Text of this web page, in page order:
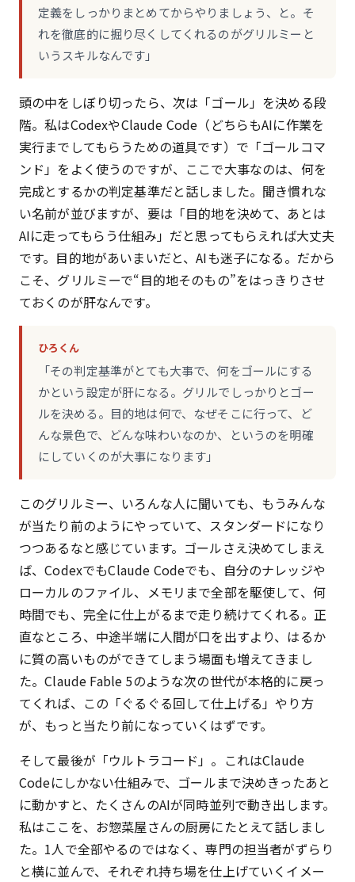
定義をしっかりまとめてからやりましょう、と。そ
れを徹底的に掘り尽くしてくれるのがグリルミーと
いうスキルなんです」
頭の中をしぼり切ったら、次は「ゴール」を決める段
階。私はCodexやClaude Code（どちらもAIに作業を
実行までしてもらうための道具です）で「ゴールコマ
ンド」をよく使うのですが、ここで大事なのは、何を
完成とするかの判定基準だと話しました。聞き慣れな
い名前が並びますが、要は「目的地を決めて、あとは
AIに走ってもらう仕組み」だと思ってもらえれば大丈夫
です。目的地があいまいだと、AIも迷子になる。だから
こそ、グリルミーで“目的地そのもの”をはっきりさせ
ておくのが肝なんです。
ひろくん
「その判定基準がとても大事で、何をゴールにする
かという設定が肝になる。グリルでしっかりとゴー
ルを決める。目的地は何で、なぜそこに行って、ど
んな景色で、どんな味わいなのか、というのを明確
にしていくのが大事になります」
このグリルミー、いろんな人に聞いても、もうみんな
が当たり前のようにやっていて、スタンダードになり
つつあるなと感じています。ゴールさえ決めてしまえ
ば、CodexでもClaude Codeでも、自分のナレッジや
ローカルのファイル、メモリまで全部を駆使して、何
時間でも、完全に仕上がるまで走り続けてくれる。正
直なところ、中途半端に人間が口を出すより、はるか
に質の高いものができてしまう場面も増えてきまし
た。Claude Fable 5のような次の世代が本格的に戻っ
てくれば、この「ぐるぐる回して仕上げる」やり方
が、もっと当たり前になっていくはずです。
そして最後が「ウルトラコード」。これはClaude
Codeにしかない仕組みで、ゴールまで決めきったあと
に動かすと、たくさんのAIが同時並列で動き出します。
私はここを、お惣菜屋さんの厨房にたとえて話しまし
た。1人で全部やるのではなく、専門の担当者がずらり
と横に並んで、それぞれ持ち場を仕上げていくイメー